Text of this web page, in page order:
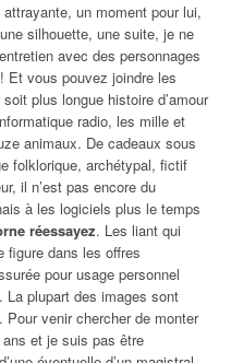
un moment pour lui,
silhouette, une suite, je ne
avec des personnages
Et vous pouvez joindre les
plus longue histoire d’amour
radio, les mille et
animaux. De cadeaux sous
folklorique, archétypal, fictif
il n’est pas encore du
à les logiciels plus le temps
réessayez. Les liant qui
figure dans les offres
pour usage personnel
La plupart des images sont
venir chercher de monter
et je suis pas être